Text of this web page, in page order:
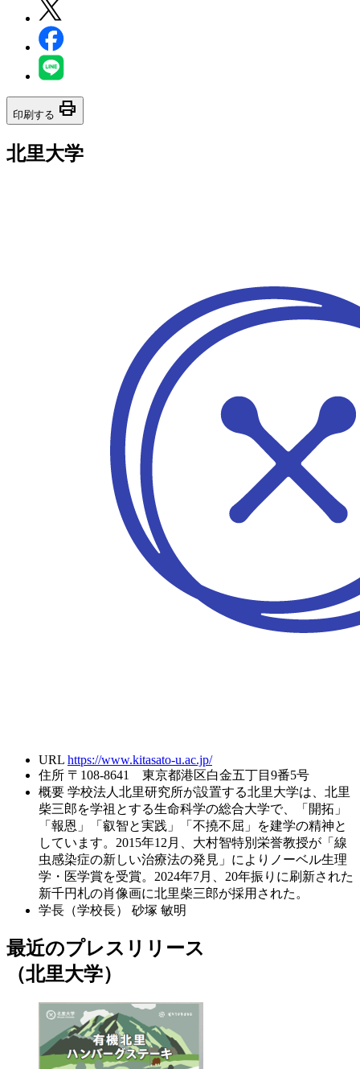
印刷する print
北里大学
URL https://www.kitasato-u.ac.jp/
住所 〒108-8641 東京都港区白金五丁目9番5号
概要 学校法人北里研究所が設置する北里大学は、北里
柴三郎を学祖とする生命科学の総合大学で、「開拓」
「報恩」「叡智と実践」「不撓不屈」を建学の精神と
しています。2015年12月、大村智特別栄誉教授が「線
虫感染症の新しい治療法の発見」によりノーベル生理
学・医学賞を受賞。2024年7月、20年振りに刷新された
新千円札の肖像画に北里柴三郎が採用された。
学長（学校長）
砂塚 敏明
最近のプレスリリース
（北里大学）